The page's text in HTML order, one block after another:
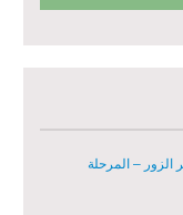
– المرحلة
الزور: إعادة تأهيل
في محافظة دير الزور